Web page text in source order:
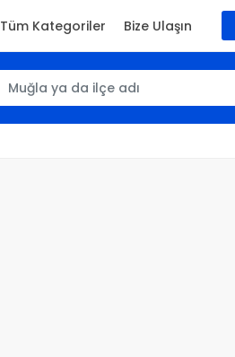
Tüm Kategoriler Bize Ulaşın